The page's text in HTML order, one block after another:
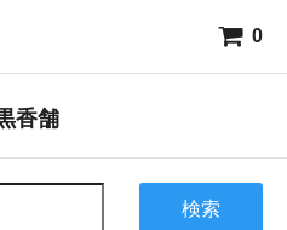
0
香舗
検索